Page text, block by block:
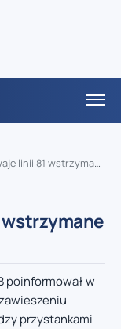
81 wstrzymane po wypadku
wstrzymane
poinformował w
przystankami